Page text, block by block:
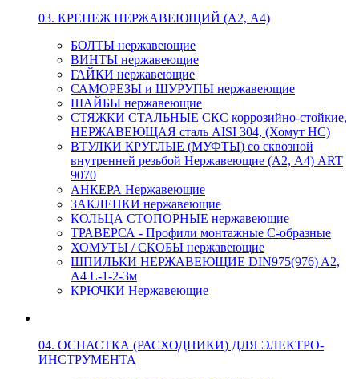
03. КРЕПЕЖ НЕРЖАВЕЮЩИЙ (А2, А4)
БОЛТЫ нержавеющие
ВИНТЫ нержавеющие
ГАЙКИ нержавеющие
САМОРЕЗЫ и ШУРУПЫ нержавеющие
ШАЙБЫ нержавеющие
СТЯЖКИ СТАЛЬНЫЕ СКС коррозийно-стойкие,
НЕРЖАВЕЮЩАЯ сталь AISI 304, (Хомут НС)
ВТУЛКИ КРУГЛЫЕ (МУФТЫ) со сквозной
внутренней резьбой Нержавеющие (А2, А4) ART
9070
АНКЕРА Нержавеющие
ЗАКЛЕПКИ нержавеющие
КОЛЬЦА СТОПОРНЫЕ нержавеющие
ТРАВЕРСА - Профили монтажные С-образные
ХОМУТЫ / СКОБЫ нержавеющие
ШПИЛЬКИ НЕРЖАВЕЮЩИЕ DIN975(976) A2,
А4 L-1-2-3м
КРЮЧКИ Нержавеющие
04. ОСНАСТКА (РАСХОДНИКИ) ДЛЯ ЭЛЕКТРО-
ИНСТРУМЕНТА